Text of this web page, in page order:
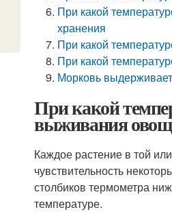
При какой
хранения
При какой
При какой
Морковь
При какой
выживания
Каждое растение в той
чувствительность
столбиков термометра
температуре.